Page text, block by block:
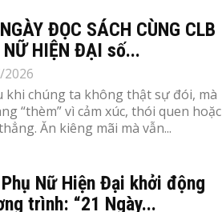
ĐỌC SÁCH CÙNG CLB
NỮ HIỆN ĐẠI số...
2026
khi chúng ta không thật sự đói, mà
“thèm” vì cảm xúc, thói quen hoặc
Ăn kiêng mãi mà vẫn...
Nữ Hiện Đại khởi động
trình: “21 Ngày...